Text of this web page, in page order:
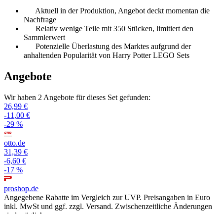
Aktuell in der Produktion, Angebot deckt momentan die
Nachfrage
Relativ wenige Teile mit 350 Stücken, limitiert den
Sammlerwert
Potenzielle Überlastung des Marktes aufgrund der
anhaltenden Popularität von Harry Potter LEGO Sets
Angebote
Wir haben 2 Angebote für dieses Set gefunden:
26,99 €
-11,00 €
-29 %
otto.de
31,39 €
-6,60 €
-17 %
proshop.de
Angegebene Rabatte im Vergleich zur UVP. Preisangaben in Euro
inkl. MwSt und ggf. zzgl. Versand. Zwischenzeitliche Änderungen